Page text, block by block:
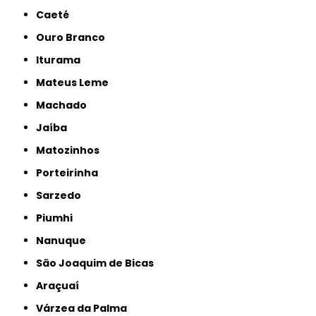
Caeté
Ouro Branco
Iturama
Mateus Leme
Machado
Jaíba
Matozinhos
Porteirinha
Sarzedo
Piumhi
Nanuque
São Joaquim de Bicas
Araçuaí
Várzea da Palma